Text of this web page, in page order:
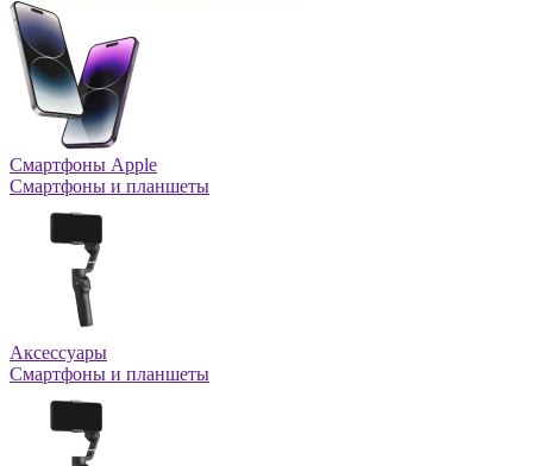
Смартфоны Apple
Смартфоны и планшеты
Аксессуары
Смартфоны и планшеты